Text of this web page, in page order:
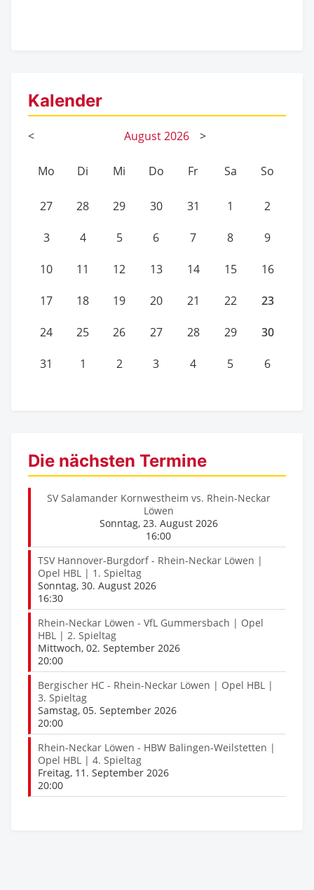
Kalender
< August2026 >
Mo Di Mi Do Fr Sa So
27 28 29 30 31 1 2
3 4 5 6 7 8 9
10 11 12 13 14 15 16
17 18 19 20 21 22 23
24 25 26 27 28 29 30
31 1 2 3 4 5 6
Die nächsten Termine
SV Salamander Kornwestheim vs. Rhein-Neckar
Löwen
Sonntag, 23. August 2026
16:00
TSV Hannover-Burgdorf - Rhein-Neckar Löwen |
Opel HBL | 1. Spieltag
Sonntag, 30. August 2026
16:30
Rhein-Neckar Löwen - VfL Gummersbach | Opel
HBL | 2. Spieltag
Mittwoch, 02. September 2026
20:00
Bergischer HC - Rhein-Neckar Löwen | Opel HBL |
3. Spieltag
Samstag, 05. September 2026
20:00
Rhein-Neckar Löwen - HBW Balingen-Weilstetten |
Opel HBL | 4. Spieltag
Freitag, 11. September 2026
20:00